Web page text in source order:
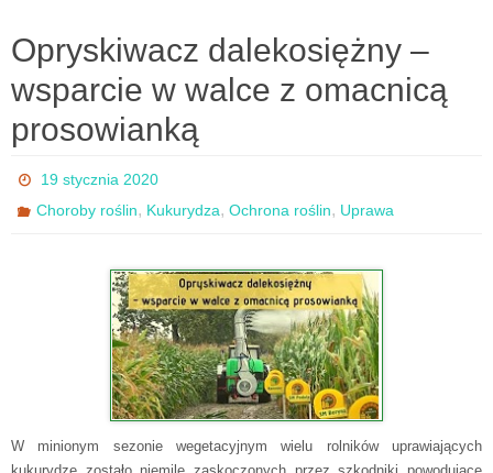
Opryskiwacz dalekosiężny –
wsparcie w walce z omacnicą
prosowianką
19 stycznia 2020
Choroby roślin, Kukurydza,Ochrona roślin, Uprawa
W minionym sezonie wegetacyjnym wielu rolników uprawiających